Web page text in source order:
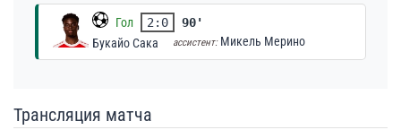
Гол 2:0
90'
Букайо Сака
ассистент: Микель Мерино
Трансляция матча